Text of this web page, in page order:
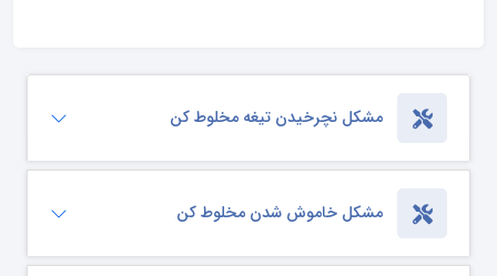
مشکل نچرخیدن تیغه مخلوط کن
مشکل خاموش شدن مخلوط کن